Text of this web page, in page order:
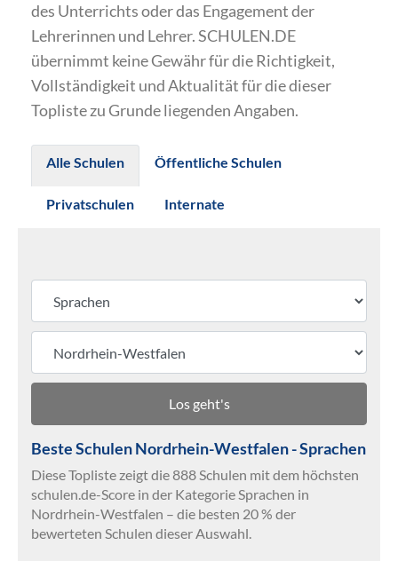
des Unterrichts oder das Engagement der
Lehrerinnen und Lehrer. SCHULEN.DE
übernimmt keine Gewähr für die Richtigkeit,
Vollständigkeit und Aktualität für die dieser
Topliste zu Grunde liegenden Angaben.
Alle Schulen Öffentliche Schulen
Privatschulen Internate
Los geht's
Beste Schulen Nordrhein-Westfalen - Sprachen
Diese Topliste zeigt die 888 Schulen mit dem höchsten
schulen.de-Score in der Kategorie Sprachen in
Nordrhein-Westfalen – die besten 20 % der
bewerteten Schulen dieser Auswahl.